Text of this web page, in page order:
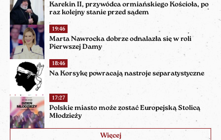
Karekin II, przywódca ormiańskiego Kościoła, po
raz kolejny stanie przed sądem
19:46
Marta Nawrocka dobrze odnalazła się w roli
Pierwszej Damy
18:46
Na Korsykę powracają nastroje separatystyczne
17:27
Polskie miasto może zostać Europejską Stolicą
Młodzieży
Więcej